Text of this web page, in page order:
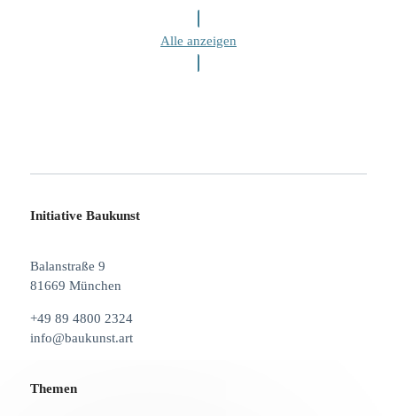
Alle anzeigen
Initiative Baukunst
Balanstraße 9
81669 München
+49 89 4800 2324
info@baukunst.art
Themen